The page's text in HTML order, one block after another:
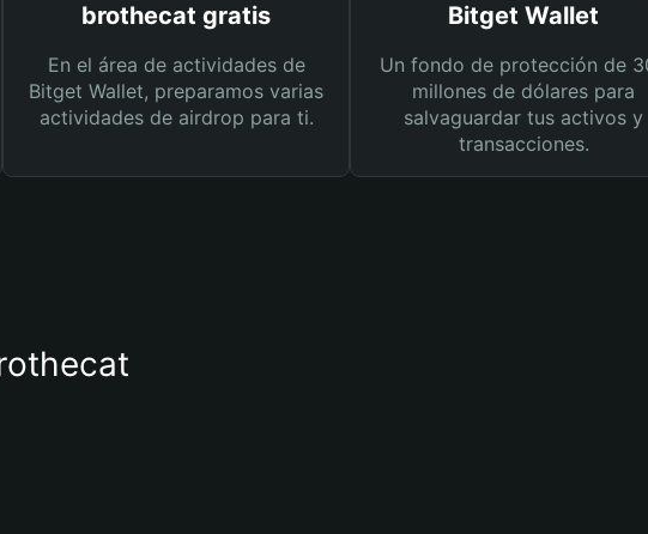
brothecat gratis
En el área de actividades de
Bitget Wallet, preparamos varias
actividades de airdrop para ti.
Bitget Wallet
Un fondo de protección de
millones de dólares para
salvaguardar tus activos y
transacciones.